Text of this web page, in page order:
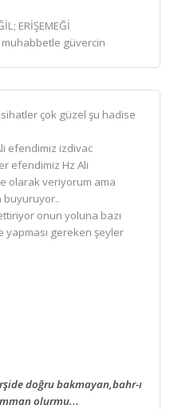
ERİŞEMEĞİ
muhabbetle güvercin
çok güzel şu hadise
efendimiz izdivac
efendimiz Hz Ali
olarak veriyorum ama
buyuruyor..
onun yoluna bazı
yapması gereken şeyler
doğru bakmayan,bahr-ı
olurmu...